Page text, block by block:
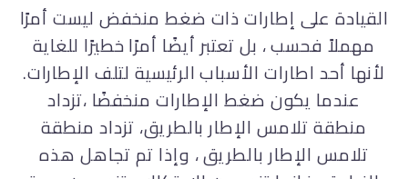
القيادة على إطارات ذات ضغط منخفض ليست أمرًا
مهملاً فحسب ، بل تعتبر أيضًا أمرًا خطيرًا للغاية
لأنها أحد اطارات الأسباب الرئيسية لتلف الإطارات.
عندما يكون ضغط الإطارات منخفضًا ،تزداد
منطقة تلامس الإطار بالطريق، تزداد منطقة
تلامس الإطار بالطريق ، وإذا تم تجاهل هذه